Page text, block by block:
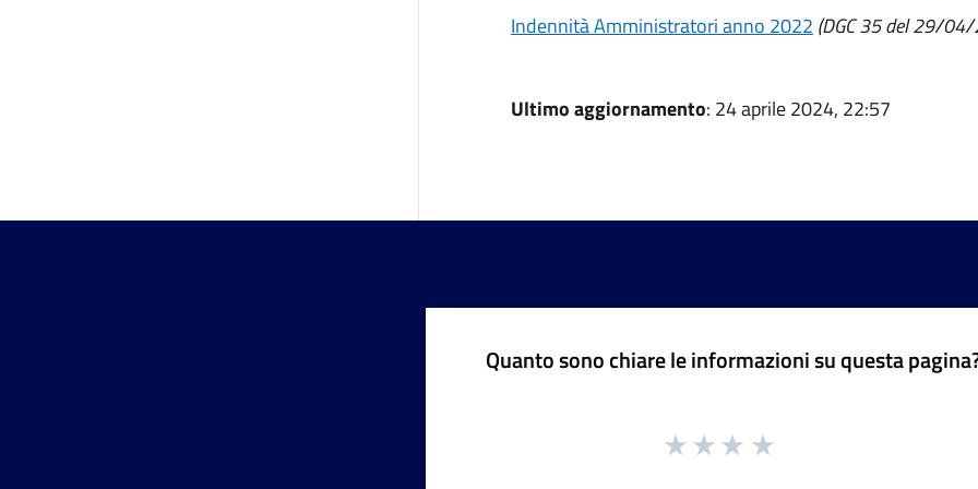
Indennità Amministratori anno 2022 (DGC 35 del 29/
Ultimo aggiornamento: 24 aprile 2024, 22:57
Quanto sono chiare le informazioni su questa